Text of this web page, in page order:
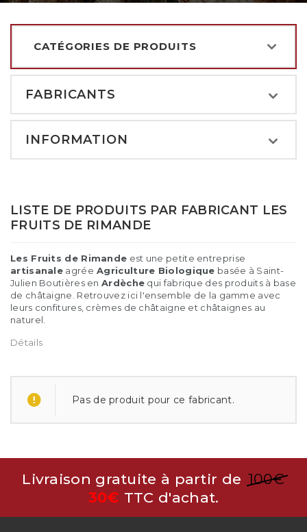
CATÉGORIES DE PRODUITS
FABRICANTS
INFORMATION
LISTE DE PRODUITS PAR FABRICANT LES
FRUITS DE RIMANDE
Les Fruits de Rimande est une petite entreprise
artisanale agrée Agriculture Biologique basée à Saint-
Julien Boutières enArdèche qui fabrique des produits à base
de châtaigne. Retrouvez ici l'ensemble de la gamme avec
leurs confitures, crèmes de châtaigne et châtaignes au
naturel.
Détails
Pas de produit pour ce fabricant.
Livraison gratuite à partir de 100€
30€ TTC d'achat.